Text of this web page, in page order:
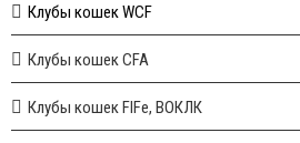
Клубы кошек WCF
Клубы кошек CFA
Клубы кошек FIFe, ВОКЛК